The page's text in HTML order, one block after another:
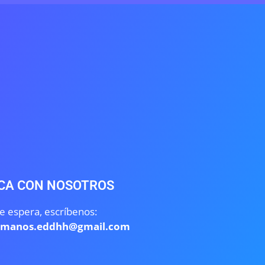
CON NOSOTROS
espera, escríbenos: